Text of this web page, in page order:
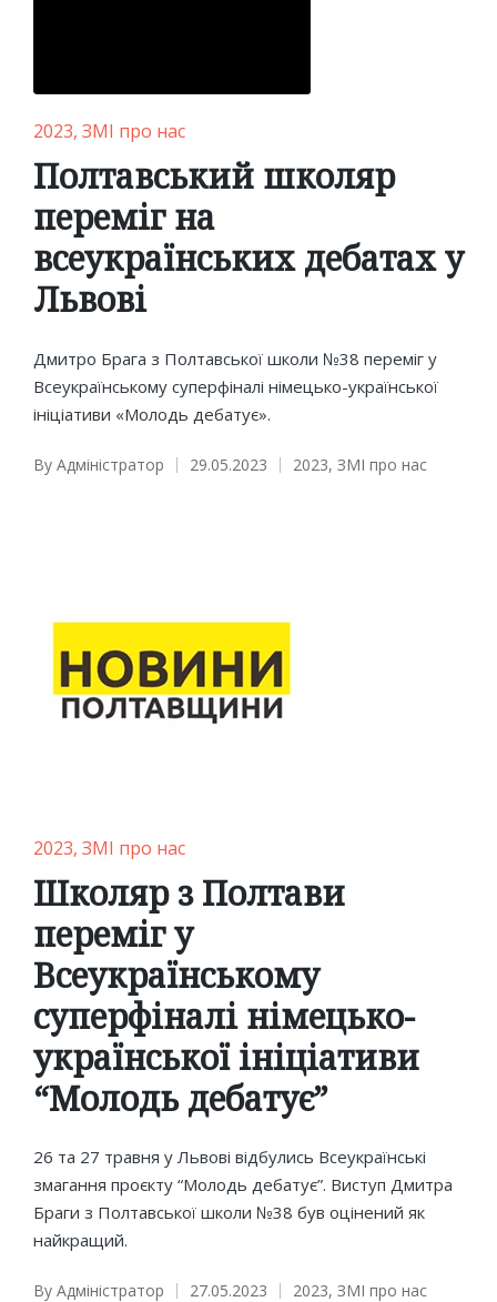
Posted
in
2023 ЗМІ про нас
Полтавський школяр
переміг на
всеукраїнських дебатах у
Львові
Дмитро Брага з Полтавської школи №38 переміг у
Всеукраїнському суперфіналі німецько-української
ініціативи «Молодь дебатує».
Posted
By Адміністратор 29.05.2023
Posted
2023, ЗМІ про нас
Posted
in
2023 ЗМІ про нас
Школяр з Полтави
переміг у
Всеукраїнському
суперфіналі німецько-
української ініціативи
“Молодь дебатує”
26 та 27 травня у Львові відбулись Всеукраїнські
змагання проєкту “Молодь дебатує”. Виступ Дмитра
Браги з Полтавської школи №38 був оцінений як
найкращий.
By Адміністратор 27.05.2023 2023, ЗМІ про нас